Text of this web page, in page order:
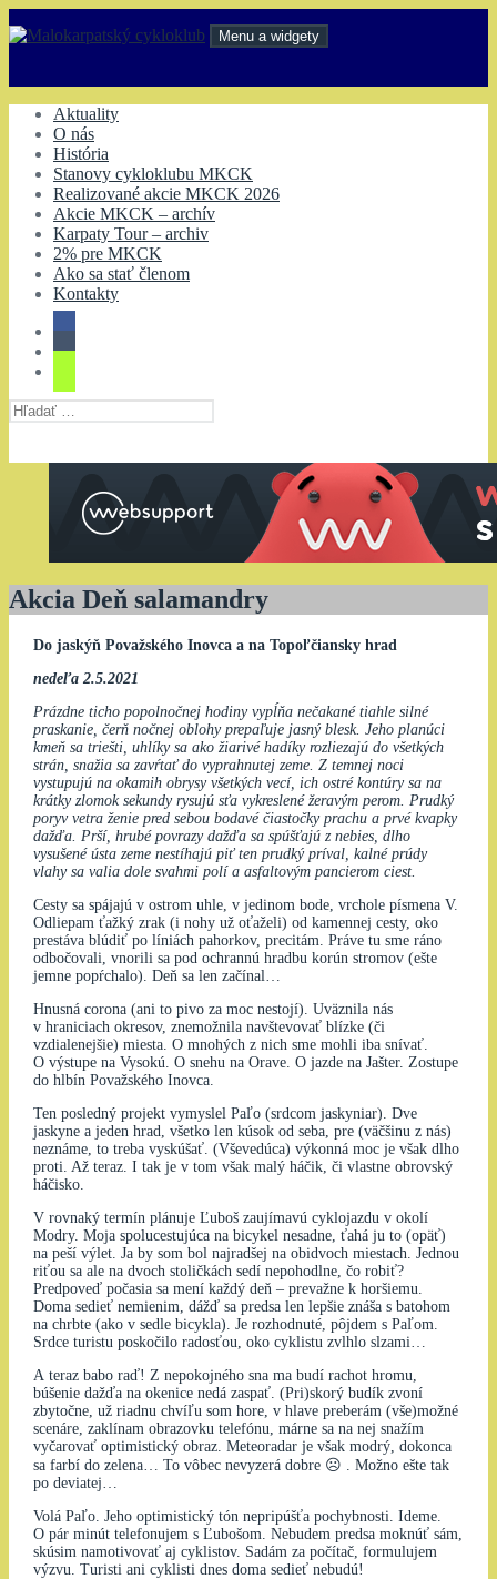
na
Menu a widgety
Aktuality
O nás
História
Stanovy cykloklubu MKCK
Realizované akcie MKCK 2026
Akcie MKCK – archív
Karpaty Tour – archiv
2% pre MKCK
Ako sa stať členom
Kontakty
Hľadať:
Akcia Deň salamandry
Do jaskýň Považského Inovca a na Topoľčiansky hrad
nedeľa 2.5.2021
Prázdne ticho popolnočnej hodiny vypĺňa nečakané tiahle silné
praskanie, čerň nočnej oblohy prepaľuje jasný blesk. Jeho planúci
kmeň sa triešti, uhlíky sa ako žiarivé hadíky rozliezajú do všetkých
strán, snažia sa zavŕtať do vyprahnutej zeme. Z temnej noci
vystupujú na okamih obrysy všetkých vecí, ich ostré kontúry sa na
krátky zlomok sekundy rysujú sťa vykreslené žeravým perom. Prudký
poryv vetra ženie pred sebou bodavé čiastočky prachu a prvé kvapky
dažďa. Prší, hrubé povrazy dažďa sa spúšťajú z nebies, dlho
vysušené ústa zeme nestíhajú piť ten prudký príval, kalné prúdy
vlahy sa valia dole svahmi polí a asfaltovým pancierom ciest.
Cesty sa spájajú v ostrom uhle, v jedinom bode, vrchole písmena V.
Odliepam ťažký zrak (i nohy už oťaželi) od kamennej cesty, oko
prestáva blúdiť po líniách pahorkov, precitám. Práve tu sme ráno
odbočovali, vnorili sa pod ochrannú hradbu korún stromov (ešte
jemne popŕchalo). Deň sa len začínal…
Hnusná corona (ani to pivo za moc nestojí). Uväznila nás
v hraniciach okresov, znemožnila navštevovať blízke (či
vzdialenejšie) miesta. O mnohých z nich sme mohli iba snívať.
O výstupe na Vysokú. O snehu na Orave. O jazde na Jašter. Zostupe
do hlbín Považského Inovca.
Ten posledný projekt vymyslel Paľo (srdcom jaskyniar). Dve
jaskyne a jeden hrad, všetko len kúsok od seba, pre (väčšinu z nás)
neznáme, to treba vyskúšať. (Vševedúca) výkonná moc je však dlho
proti. Až teraz. I tak je v tom však malý háčik, či vlastne obrovský
háčisko.
V rovnaký termín plánuje Ľuboš zaujímavú cyklojazdu v okolí
Modry. Moja spolucestujúca na bicykel nesadne, ťahá ju to (opäť)
na peší výlet. Ja by som bol najradšej na obidvoch miestach. Jednou
riťou sa ale na dvoch stoličkách sedí nepohodlne, čo robiť?
Predpoveď počasia sa mení každý deň – prevažne k horšiemu.
Doma sedieť nemienim, dážď sa predsa len lepšie znáša s batohom
na chrbte (ako v sedle bicykla). Je rozhodnuté, pôjdem s Paľom.
Srdce turistu poskočilo radosťou, oko cyklistu zvlhlo slzami…
A teraz babo raď! Z nepokojného sna ma budí rachot hromu,
búšenie dažďa na okenice nedá zaspať. (Pri)skorý budík zvoní
zbytočne, už riadnu chvíľu som hore, v hlave preberám (vše)možné
scenáre, zaklínam obrazovku telefónu, márne sa na nej snažím
vyčarovať optimistický obraz. Meteoradar je však modrý, dokonca
sa farbí do zelena… To vôbec nevyzerá dobre ☹ . Možno ešte tak
po deviatej…
Volá Paľo. Jeho optimistický tón nepripúšťa pochybnosti. Ideme.
O pár minút telefonujem s Ľubošom. Nebudem predsa moknúť sám,
skúsim namotivovať aj cyklistov. Sadám za počítač, formulujem
výzvu. Turisti ani cyklisti dnes doma sedieť nebudú!